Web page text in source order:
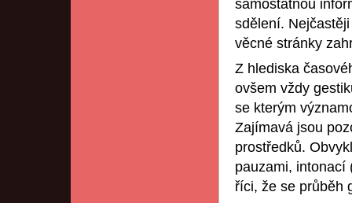
samostatnou
sdělení.
věcné stránky
Z hlediska
ovšem vždy
se kterým
Zajímavá jsou
prostředků.
pauzami, intonací
říci, že se průběh